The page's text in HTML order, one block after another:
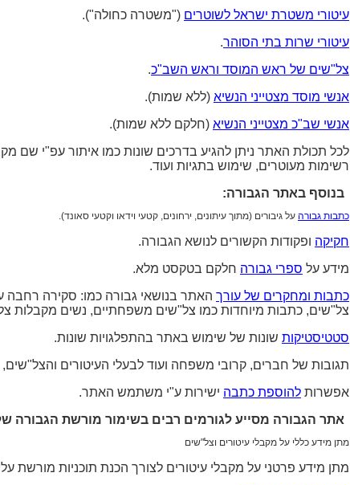
עיטורי משטרת ישראל לשוטרים ("משטרה כחולה").
עיטורי שרות בתי הסוהר.
צל"שים של ראש המוסד וראש השב"כ.
אנשי מוסד מצטייני הנשיא (ללא שמות).
אנשי שב"כ מצטייני הנשיא (חלקם ללא שמות).
לכל תכולת האתר ניתן להגיע בדרכים שונות כמו איתור עפ"י שם
רשימות מעוטרים, שימוש בתגיות ועוד.
בנוסף באתר הגבורה:
כתבות גבורה על גיבורים (מתוך עיתונים, ירחונים, קטעי וידאו וקטעי סאונד).
חקיקה ופקודות הקשורים לנושא הגבורה.
מידע על ספרי גבורה חלקם בטקסט מלא.
כתבות ומחקרים של עורך האתר בנושאי גבורה כמו: סקירה רחבה
צל"שים, כתבות מיוחדות כמו צל"שים משפחתיים, נשים מקבלות
סטטיסטיקות שונות של שימוש באתר בהתפלגויות שונות.
תגובות של חברים, קרובי משפחה ועוד לבעלי העיטורים
אפשרות להוספת כתבה ישירות ע"י משתמש האתר.
אתר הגבורה מסייע לגורמים רבים בשימור מורשת הגבורה
מתן מידע כללי על מקבלי עיטורים וצל"שים
מתן מידע פרטני על מקבלי עיטורים לצורך הכנת תוכניות מורשת